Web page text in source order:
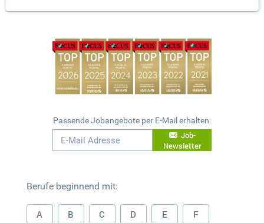
Passende Jobangebote per E-Mail erhalten:
Job-
Newsletter
Berufe beginnend mit:
A B C D E F